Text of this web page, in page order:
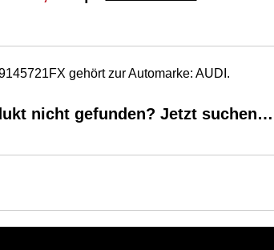
gehört zur Automarke: AUDI.
nicht gefunden? Jetzt suchen…